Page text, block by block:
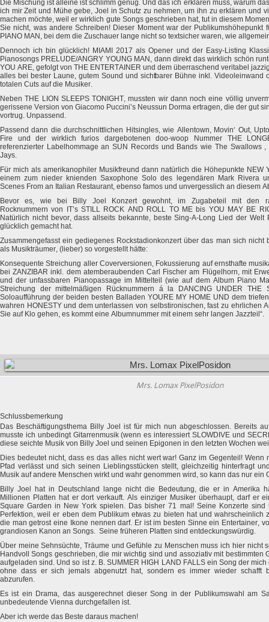
Die Mischung ist alleine ist schlimm genug. Und das ich erklären muss, warum
ich mir Zeit und Mühe gebe, Joel in Schutz zu nehmen, um ihn zu erklären und
machen möchte, weil er wirklich gute Songs geschrieben hat, tut in diesem
Sie nicht, was andere Schreiben! Dieser Moment war der Publikumshöhepunkt
PIANO MAN, bei dem die Zuschauer lange nicht so textsicher waren, wie
Dennoch ich bin glücklich! MIAMI 2017 als Opener und der Easy-Listing
Pianosongs PRELUDE/ANGRY YOUNG MAN, dann direkt das wirklich schön
YOU ARE, gefolgt von THE ENTERTAINER und dem überraschend veritabel
alles bei bester Laune, gutem Sound und sichtbarer Bühne inkl. Videoleinwand
totalen Cuts auf die Musiker.
Neben THE LION SLEEPS TONIGHT, mussten wir dann noch eine völlig
gerissene Version von Giacomo Puccini’s Neussun Dorma ertragen, die der gut
vortrug. Unpassend.
Passend dann die durchschnittlichen Hitsingles, wie Allentown, Movin‘ Out,
Fire und der wirklich furios dargebotenen doo-woop Nummer THE
referenzierter Labelhommage an SUN Records und Bands wie The Swallows
Jays.
Für mich als amerikanophiler Musikfreund dann natürlich die Höhepunkte NEW
einem zum nieder knienden Saxophone Solo des legendären Mark Rivera
Scenes From an Italian Restaurant, ebenso famos und unvergesslich an diesem
Bevor es, wie bei Billy Joel Konzert gewohnt, im Zugabeteil mit den
Rocknummern von IT’s STILL ROCK AND ROLL TO ME bis YOU MAY BE
Natürlich nicht bevor, dass allseits bekannte, beste Sing-A-Long Lied der Welt
glücklich gemacht hat.
Zusammengefasst ein gediegenes Rockstadionkonzert über das man sich nicht
als Musikträumer, (lieber) so vorgestellt hätte:
Konsequente Streichung aller Coverversionen, Fokussierung auf ernsthafte
bei ZANZIBAR inkl. dem atemberaubenden Carl Fischer am Flügelhorn, mit
und der unfassbaren Pianopassage im Mittelteil (wie auf dem Album Piano
Streichung der mittelmäßigen Rücknummern á la DANCING UNDER THE
Soloaufführung der beiden besten Balladen YOURE MY HOME UND dem
wahren HONESTY und dem unterlassen von selbstironischen, fast zu ehrlichen
Sie auf Klo gehen, es kommt eine Albumnummer mit einem sehr langen Jazzteil“.
Mrs. Lomax PixelPosidon
Schlussbemerkung
Das Beschäftigungsthema Billy Joel ist für mich nun abgeschlossen. Bereits
musste ich unbedingt Gitarrenmusik (wenn es interessiert SLOWDIVE und
diese seichte Musik von Billy Joel und seinen Epigonen in den letzten Wochen
Dies bedeutet nicht, dass es das alles nicht wert war! Ganz im Gegenteil! Wenn
Pfad verlässt und sich seinen Lieblingsstücken stellt, gleichzeitig hinterfragt
Musik auf andere Menschen wirkt und wahr genommen wird, so kann das nur ein
Billy Joel hat in Deutschland lange nicht die Bedeutung, die er in Amerika
Millionen Platten hat er dort verkauft. Als einziger Musiker überhaupt, darf er
Square Garden in New York spielen. Das bisher 71 mal! Seine Konzerte sind
Perfektion, weil er eben dem Publikum etwas zu bieten hat und wahrscheinlich
die man getrost eine Ikone nennen darf. Er ist im besten Sinne ein Entertainer,
grandiosen Kanon an Songs. Seine früheren Platten sind entdeckungswürdig.
Über meine Sehnsüchte, Träume und Gefühle zu Menschen muss ich hier nicht
Handvoll Songs geschrieben, die mir wichtig sind und assoziativ mit bestimmten
aufgeladen sind. Und so ist z. B. SUMMER HIGH LAND FALLS ein Song der
ohne dass er sich jemals abgenutzt hat, sondern es immer wieder schafft
abzurufen.
Es ist ein Drama, das ausgerechnet dieser Song in der Publikumswahl am
unbedeutende Vienna durchgefallen ist.
Aber ich werde das Beste daraus machen!